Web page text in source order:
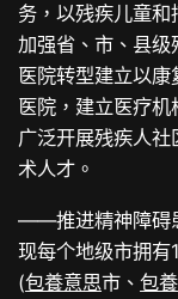
务，以残疾儿童和
加强省、市、县
医院转型建立以
医院，建立医疗机
广泛开展残疾人
术人才。
——推进精神障碍
现每个地级市拥
(包養意思市、包